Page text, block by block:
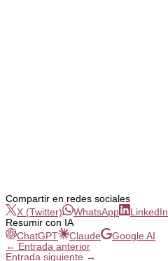
Compartir en redes sociales
X (Twitter)
WhatsApp LinkedIn
Resumir con IA
ChatGPT
Claude
Google AI
← Entrada anterior
Entrada siguiente →